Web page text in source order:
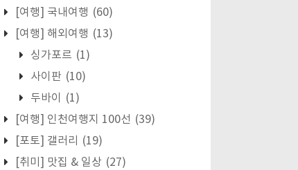
[여행] 국내여행 (60)
[여행] 해외여행 (13)
싱가포르 (1)
사이판 (10)
두바이
(1)
[여행] 인천여행지 100선 (39)
[포토] 갤러리
(19)
[취미] 맛집 & 일상 (27)